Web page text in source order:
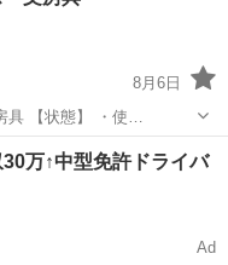
8月6日
文房具 【状態】 ・使…
文房具
30万↑中型免許ドライバ
Ad